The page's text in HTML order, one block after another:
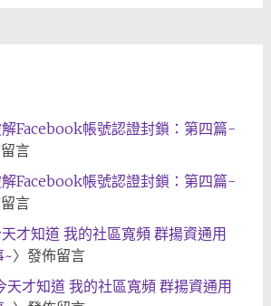
Facebook帳號認證封鎖：第四篇-
言
Facebook帳號認證封鎖：第四篇-
言
才知道 我的社區寬頻 群揚資通用
~〉發佈留言
天才知道 我的社區寬頻 群揚資通用